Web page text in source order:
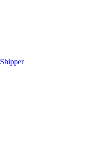
Shipper